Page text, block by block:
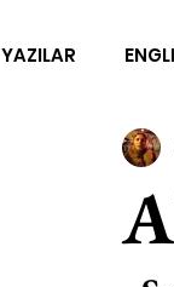
YAZILAR
EDEBİYAT